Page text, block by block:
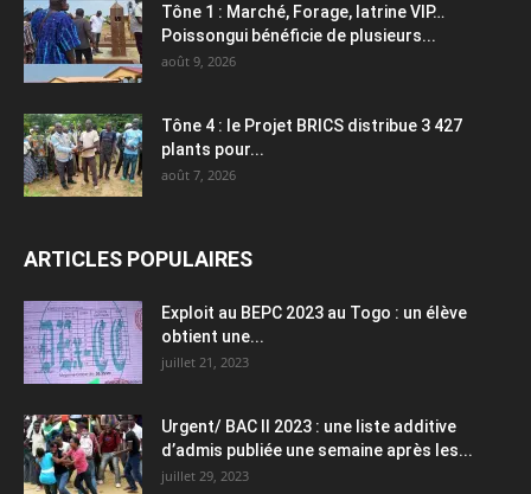
Tône 1 : Marché, Forage, latrine VIP…
Poissongui bénéficie de plusieurs...
août 9, 2026
Tône 4 : le Projet BRICS distribue 3 427
plants pour...
août 7, 2026
ARTICLES POPULAIRES
Exploit au BEPC 2023 au Togo : un élève
obtient une...
juillet 21, 2023
Urgent/ BAC II 2023 : une liste additive
d’admis publiée une semaine après les...
juillet 29, 2023